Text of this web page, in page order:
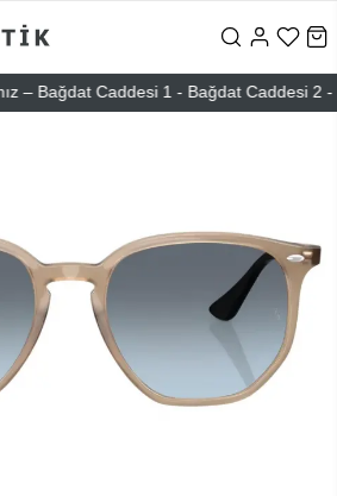
– Bağdat Caddesi 1 - Bağdat Caddesi 2 -